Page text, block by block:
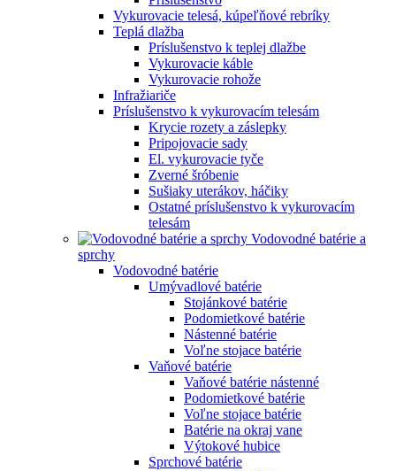
Vykurovacie telesá, kúpeľňové rebríky
Teplá dlažba
Príslušenstvo k teplej dlažbe
Vykurovacie káble
Vykurovacie rohože
Infražiariče
Príslušenstvo k vykurovacím telesám
Krycie rozety a záslepky
Pripojovacie sady
El. vykurovacie tyče
Zverné šróbenie
Sušiaky uterákov, háčiky
Ostatné príslušenstvo k vykurovacím
telesám
Vodovodné batérie a
sprchy
Vodovodné batérie
Umývadlové batérie
Stojánkové batérie
Podomietkové batérie
Nástenné batérie
Voľne stojace batérie
Vaňové batérie
Vaňové batérie nástenné
Podomietkové batérie
Voľne stojace batérie
Batérie na okraj vane
Výtokové hubice
Sprchové batérie